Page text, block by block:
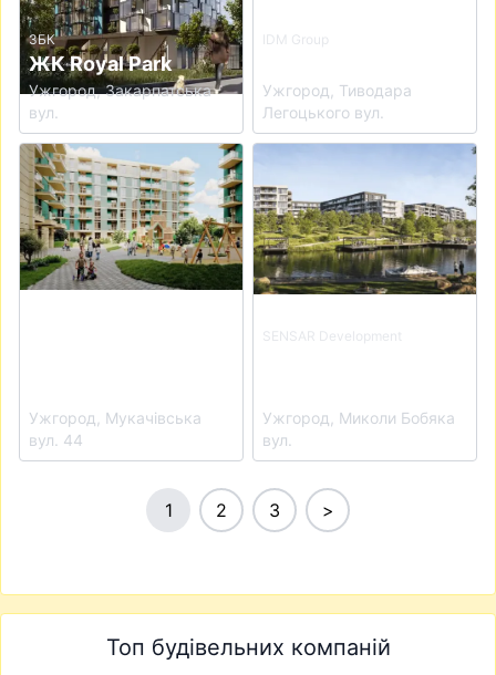
ЗБК
ЖК Royal Park
Ужгород, Закарпатська
вул.
IDM Group
Ужгород, Тиводара
Легоцького вул.
View details for ЖК 44 Avenue
Ужгород, Мукачівська
вул. 44
View details for Житловий
SENSAR Development
Ужгород, Миколи Бобяка
вул.
1 2 3 >
Топ будівельних компаній